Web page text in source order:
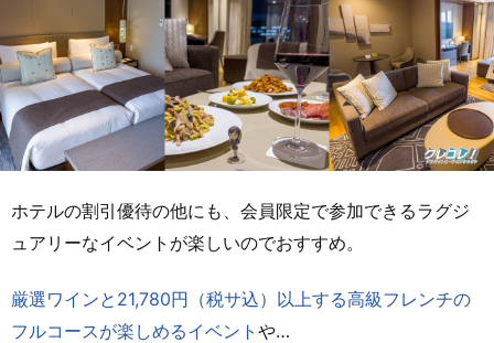
ホテルの割引優待の他にも、会員限定で参加できるラグジ
ュアリーなイベントが楽しいのでおすすめ。
厳選ワインと21,780円（税サ込）以上する高級フレンチの
フルコースが楽しめるイベント や…